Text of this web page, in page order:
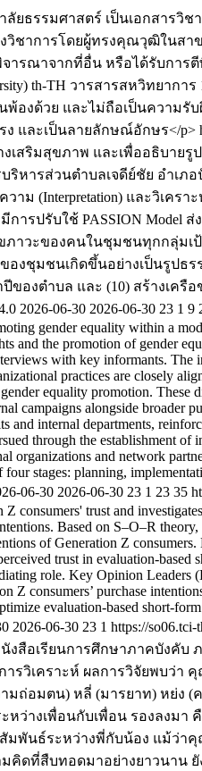
ยธรรมศาสตร์ เป็นเอกสารวิ
าการโดยผู้ทรงคุณวุฒิในสา
ณาจากที่อื่น หรือได้รับการตี
th-TH วารสารสหวิทยาการ
องด้วย และไม่ถือเป็นความ
และเป็นลายลักษณ์อักษร</p>
ริมสุขภาพ และเพื่ออธิบายรู
ารส่วนตำบลเจดีย์ชัย อำเภ
และวิเคราะ
รปรับใช้ PASSION Model
าวะของคนในชุมชนทุกกลุ่ม
งชุมชนเกิดขึ้นอย่างเป็นรูปธ
องตำบล และ (10) สร้างเค
2026-06-30 2026-06-30 23 1 9
gender equality within a
and the promotion of gender
with key informants. The
practices are closely
equality promotion. These
campaigns alongside broader
internal departments,
through the establishment of
and network
stages: planning,
06-30 2026-06-30 23 1 23 35
consumers' trust and
Based on S–O–R
of Generation Z
trust in evaluation-
role. Key Opinion
consumers’ purchase
evaluation-based short-
2026-06-30 23 1 https://
อเรียนการศึกษาภาคบังคับ
คราะห์ ผลการวิจัยพบว่า คุ
อมตน) หลี่ (มารยาท) หย่ง (
างเพื่อนกับเพื่อน รองลงม
พันธ์ระหว่างพี่กับน้อง แม้ว่
ดที่สืบทอดมาอย่างยาวนาน